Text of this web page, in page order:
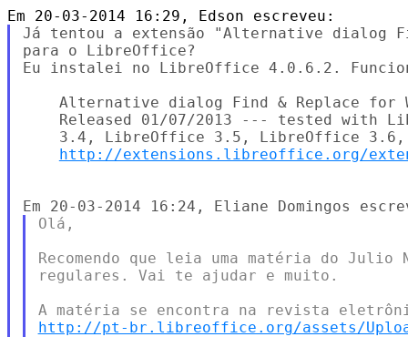
Já tentou a extensão "Alternative dialog
para o LibreOffice?
Eu instalei no LibreOffice 4.0.6.2.
Alternative dialog Find & Replace for
Released 01/07/2013 --- tested with
3.4, LibreOffice 3.5, LibreOffice
http://extensions.libreoffice.org/
Olá,
Recomendo que leia uma matéria do Julio
regulares. Vai te ajudar e muito.
http://pt-br.libreoffice.org/assets/Uploads/